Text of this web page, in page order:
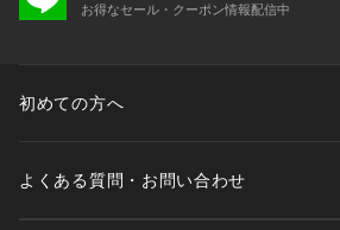
お得なセール・クーポン情報配信中
初めての方へ
よくある質問・お問い合わせ